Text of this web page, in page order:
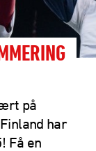
på
har
Få en